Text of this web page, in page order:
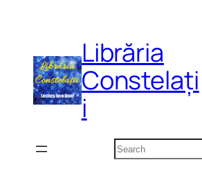
Librăria
Constelați
i
Search